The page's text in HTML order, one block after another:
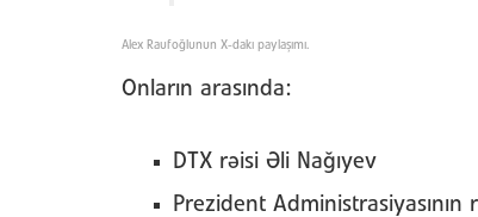
Alex Raufoğlunun X-dakı paylaşımı.
Onların arasında:
DTX rəisi Əli Nağıyev
Prezident